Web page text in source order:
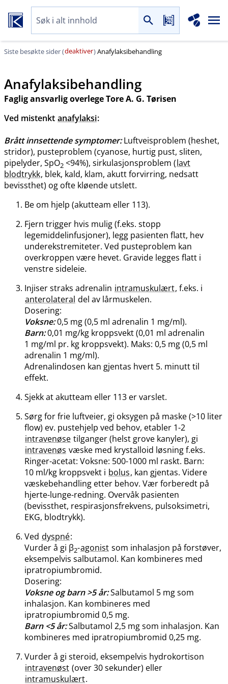
Siste besøkte sider (deaktiver)Anafylaksibehandling
Anafylaksibehandling
Faglig ansvarlig overlege Tore A. G. Tørisen
Ved mistenkt anafylaksi:
Brått innsettende symptomer:Luftveisproblem (heshet,
stridor), pusteproblem (cyanose, hurtig pust, sliten,
pipelyder, SpO2 <94%), sirkulasjonsproblem (lavt
blodtrykk, blek, kald, klam, akutt forvirring, nedsatt
bevissthet) og ofte kløende utslett.
Be om hjelp (akutteam eller 113).
Fjern trigger hvis mulig (f.eks. stopp
legemiddelinfusjoner), legg pasienten flatt, hev
underekstremiteter. Ved pusteproblem kan
overkroppen være hevet. Gravide legges flatt i
venstre sideleie.
Injiser straks adrenalin intramuskulært, f.eks. i
anterolateral del av lårmuskelen.
Dosering:
Voksne:0,5 mg (0,5 ml adrenalin 1 mg​/​ml).
Barn:0,01 mg/kg kroppsvekt (0,01 ml adrenalin
1 mg/ml pr. kg kroppsvekt). Maks: 0,5 mg (0,5 ml
adrenalin 1 mg​/​ml).
Adrenalindosen kan gjentas hvert 5. minutt til
effekt.
Sjekk at akutteam eller 113 er varslet.
Sørg for frie luftveier, gi oksygen på maske (>10 liter
flow) ev. pustehjelp ved behov, etabler 1-2
intravenøse tilganger (helst grove kanyler), gi
intravenøs væske med krystalloid løsning f.eks.
Ringer-acetat: Voksne: 500-1000 ml raskt. Barn:
10 ml/kg kroppsvekt i bolus, kan gjentas. Videre
væskebehandling etter behov. Vær forberedt på
hjerte-lunge-redning. Overvåk pasienten
(bevissthet, respirasjonsfrekvens, pulsoksimetri,
EKG, blodtrykk).
Ved dyspné:
Vurder å gi β2-agonist som inhalasjon på forstøver,
eksempelvis salbutamol. Kan kombineres med
ipratropiumbromid.
Dosering:
Voksne og barn >5 år:Salbutamol 5 mg som
inhalasjon. Kan kombineres med
ipratropiumbromid 0,5 mg.
Barn <5 år:Salbutamol 2,5 mg som inhalasjon. Kan
kombineres med ipratropiumbromid 0,25 mg.
Vurder å gi steroid, eksempelvis hydrokortison
intravenøst (over 30 sekunder) eller
intramuskulært.